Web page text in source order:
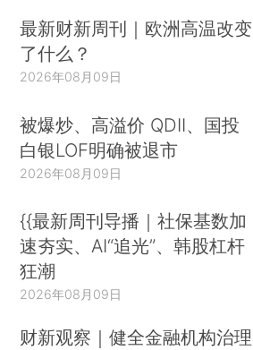
最新财新周刊｜欧洲高温改变
了什么？
2026年08月09日
被爆炒、高溢价 QDII、国投
白银LOF明确被退市
2026年08月09日
{{最新周刊导播｜社保基数加
速夯实、AI“追光”、韩股杠杆
狂潮
2026年08月09日
财新观察｜健全金融机构治理